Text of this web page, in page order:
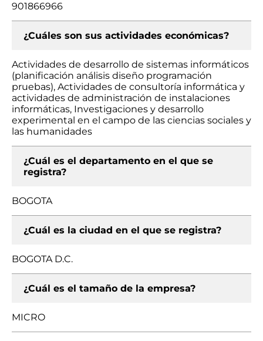
901866966
¿Cuáles son sus actividades económicas?
Actividades de desarrollo de sistemas informáticos
(planificación análisis diseño programación
pruebas), Actividades de consultoría informática y
actividades de administración de instalaciones
informáticas, Investigaciones y desarrollo
experimental en el campo de las ciencias sociales y
las humanidades
¿Cuál es el departamento en el que se
registra?
BOGOTA
¿Cuál es la ciudad en el que se registra?
BOGOTA D.C.
¿Cuál es el tamaño de la empresa?
MICRO